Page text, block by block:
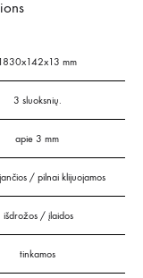
1830x142x13 mm
3 sluoksnių.
apie 3 mm
/ pilnai klijuojamos
išdrožos / įlaidos
tinkamos